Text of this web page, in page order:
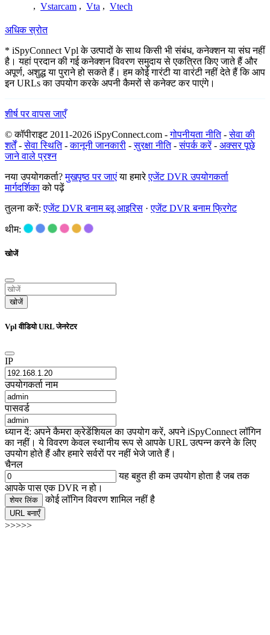
, Vstarcam , Vta , Vtech
अधिक स्रोत
* iSpyConnect Vpl के उत्पादों के साथ किसी भी संबंध, कनेक्शन या संघ नहीं
है। यहां प्रदान की गई कनेक्शन विवरण समुदाय से एकत्रित किए जाते हैं और
अपूर्ण, अशुद्ध या पुराने हो सकते हैं। हम कोई गारंटी या वारंटी नहीं देते हैं कि आप
इन URLs का उपयोग करके अपनी कैमरों से कनेक्ट कर पाएंगे।
शीर्ष पर वापस जाएँ
© कॉपीराइट 2011-2026 iSpyConnect.com -गोपनीयता नीति-सेवा की
शर्तें-सेवा स्थिति-कानूनी जानकारी -सुरक्षा नीति-संपर्क करें- अक्सर पूछे
जाने वाले प्रश्न
नया उपयोगकर्ता?मुखपृष्ठ पर जाएंया हमारेएजेंट DVR उपयोगकर्ता
मार्गदर्शिकाको पढ़ें
तुलना करें:एजेंट DVR बनाम ब्लू आइरिस ·एजेंट DVR बनाम फ्रिगेट
थीम:
खोजें
खोजें
Vpl वीडियो URL जेनरेटर
IP
उपयोगकर्ता नाम
पासवर्ड
ध्यान दें: अपने कैमरा क्रेडेंशियल का उपयोग करें, अपने iSpyConnect लॉगिन
का नहीं। ये विवरण केवल स्थानीय रूप से आपके URL उत्पन्न करने के लिए
उपयोग होते हैं और हमारे सर्वरों पर नहीं भेजे जाते हैं।
चैनल
यह बहुत ही कम उपयोग होता है जब तक
आपके पास एक DVR न हो।
शेयर लिंक कोई लॉगिन विवरण शामिल नहीं है
URL बनाएँ
>>>>>